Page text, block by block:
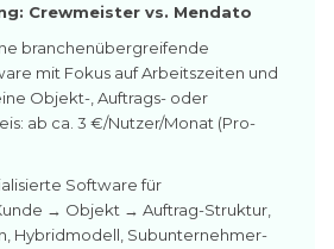
Crewmeister vs. Mendato
branchenübergreifende
mit Fokus auf Arbeitszeiten und
Objekt-, Auftrags- oder
ab ca. 3 €/Nutzer/Monat (Pro-
Software für
→ Objekt → Auftrag-Struktur,
Hybridmodell, Subunternehmer-